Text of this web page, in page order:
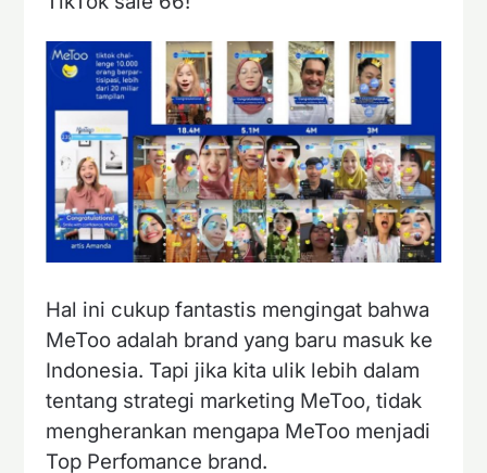
Hal ini cukup fantastis mengingat bahwa
MeToo adalah brand yang baru masuk ke
Indonesia. Tapi jika kita ulik lebih dalam
tentang strategi marketing MeToo, tidak
mengherankan mengapa MeToo menjadi
Top Perfomance brand.